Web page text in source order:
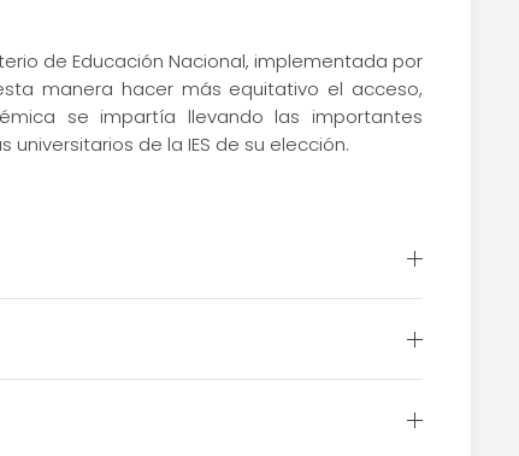
de Educación Nacional, implementada por
manera hacer más equitativo el acceso,
se impartía llevando las importantes
de la IES de su elección.